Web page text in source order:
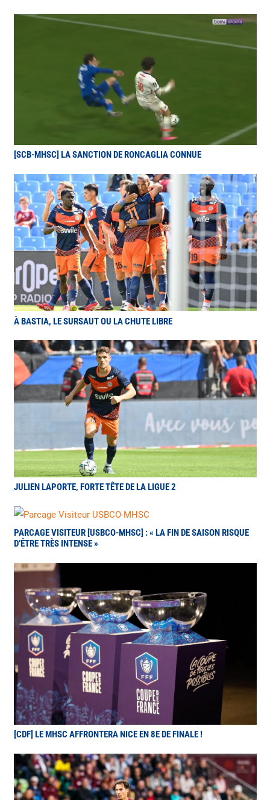
[SCB-MHSC] LA SANCTION DE RONCAGLIA CONNUE
À BASTIA, LE SURSAUT OU LA CHUTE LIBRE
JULIEN LAPORTE, FORTE TÊTE DE LA LIGUE 2
PARCAGE VISITEUR [USBCO-MHSC] : « LA FIN DE SAISON RISQUE
D’ÊTRE TRÈS INTENSE »
[CDF] LE MHSC AFFRONTERA NICE EN 8E DE FINALE !